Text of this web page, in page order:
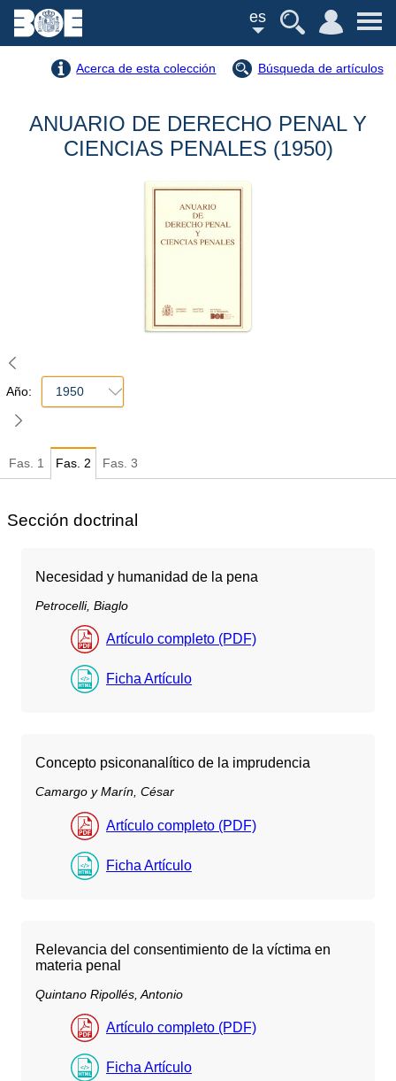
es
Acerca de esta colección Búsqueda de artículos
ANUARIO DE DERECHO PENAL Y
CIENCIAS PENALES (1950)
Año: 1950
Fas. 1 Fas. 2 Fas. 3
Sección doctrinal
Necesidad y humanidad de la pena
Petrocelli, Biaglo
Artículo completo (PDF)
Ficha Artículo
Concepto psiconanalítico de la imprudencia
Camargo y Marín, César
Artículo completo (PDF)
Ficha Artículo
Relevancia del consentimiento de la víctima en
materia penal
Quintano Ripollés, Antonio
Artículo completo (PDF)
Ficha Artículo